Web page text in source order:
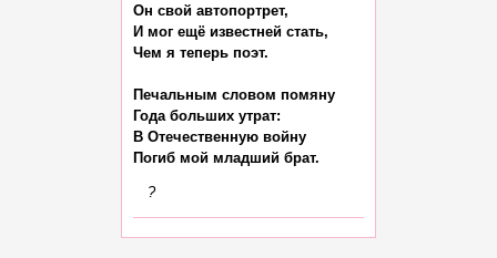
Он свой автопортрет,
И мог ещё известней стать,
Чем я теперь поэт.
Печальным словом помяну
Года больших утрат:
В Отечественную войну
?